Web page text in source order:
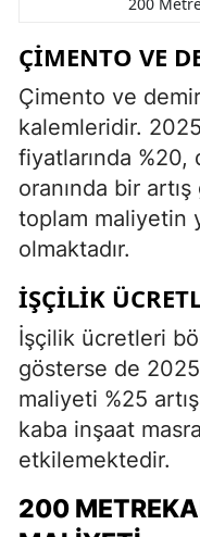
ÇIMENTO VE
Çimento ve
kalemleridir.
fiyatlarında %20,
oranında bir
toplam maliyetin
olmaktadır.
İŞÇILIK
İşçilik ücretleri
gösterse de
maliyeti %25
kaba inşaat
etkilemektedir.
200